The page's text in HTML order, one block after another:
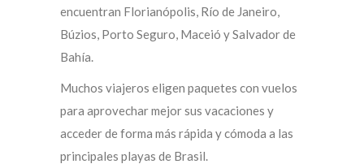
encuentran Florianópolis, Río de Janeiro,
Búzios, Porto Seguro, Maceió y Salvador de
Bahía.
Muchos viajeros eligen paquetes con vuelos
para aprovechar mejor sus vacaciones y
acceder de forma más rápida y cómoda a las
principales playas de Brasil.